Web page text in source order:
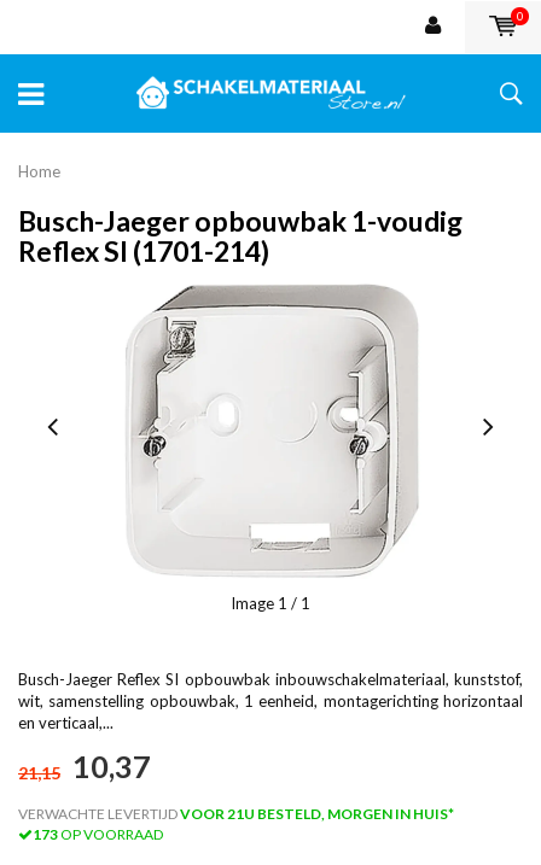
0
Home
Busch-Jaeger opbouwbak 1-voudig
Reflex SI (1701-214)
Image 1 / 1
Busch-Jaeger Reflex SI opbouwbak inbouwschakelmateriaal, kunststof,
wit, samenstelling opbouwbak, 1 eenheid, montagerichting horizontaal
en verticaal,...
21,15 10,37
VERWACHTE LEVERTIJDVOOR 21U BESTELD, MORGEN IN HUIS*
173OP VOORRAAD